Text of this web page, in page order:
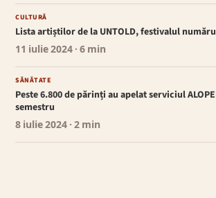
CULTURĂ
Lista artiștilor de la UNTOLD, festivalul
11 iulie 2024 · 6 min
SĂNĂTATE
Peste 6.800 de părinți au apelat serviciul
semestru
8 iulie 2024 · 2 min